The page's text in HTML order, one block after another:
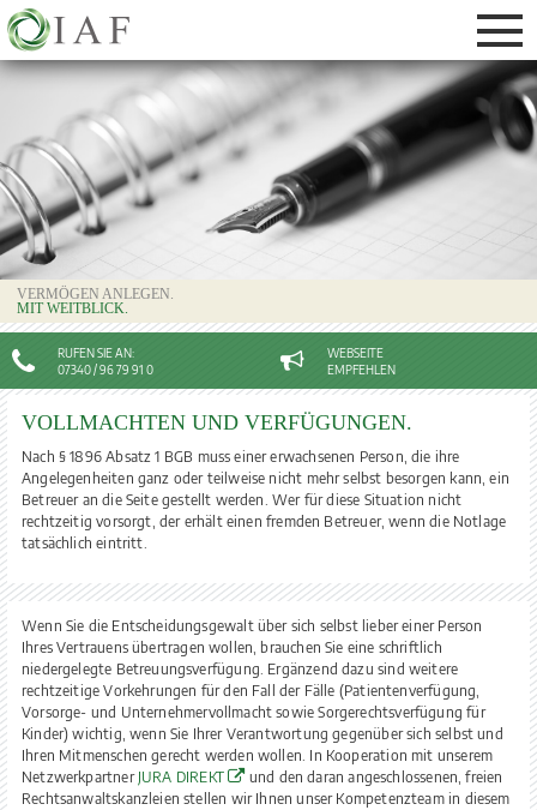
DAS SACHWERTDEPOT
VERMÖGEN SCHÜTZEN
VOLLMACHTEN UND VERFÜGUNGEN
VERSORGUNG VON UNTERNEHMERN
VERMÖGEN ANLEGEN.
MIT WEITBLICK.
RUFEN SIE AN:
07340 / 96 79 91 0
WEBSEITE
EMPFEHLEN
VOLLMACHTEN UND VERFÜGUNGEN.
Nach § 1896 Absatz 1 BGB muss einer erwachsenen Person, die ihre
Angelegenheiten ganz oder teilweise nicht mehr selbst besorgen kann, ein
Betreuer an die Seite gestellt werden. Wer für diese Situation nicht
rechtzeitig vorsorgt, der erhält einen fremden Betreuer, wenn die Notlage
tatsächlich eintritt.
Wenn Sie die Entscheidungsgewalt über sich selbst lieber einer Person
Ihres Vertrauens übertragen wollen, brauchen Sie eine schriftlich
niedergelegte Betreuungsverfügung. Ergänzend dazu sind weitere
rechtzeitige Vorkehrungen für den Fall der Fälle (Patientenverfügung,
Vorsorge- und Unternehmervollmacht sowie Sorgerechtsverfügung für
Kinder) wichtig, wenn Sie Ihrer Verantwortung gegenüber sich selbst und
Ihren Mitmenschen gerecht werden wollen. In Kooperation mit unserem
Netzwerkpartner JURA DIREKT
und den daran angeschlossenen, freien
Rechtsanwaltskanzleien stellen wir Ihnen unser Kompetenzteam in diesem